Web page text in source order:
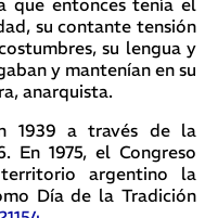
que entonces tenía el
su contante tensión
su lengua y
y mantenían en su
anarquista.
1939 a través de la
En 1975, el Congreso
argentino la
Día de la Tradición